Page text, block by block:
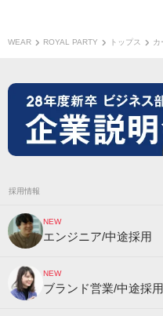
WEAR ROYAL PARTY トップス カ
採用情報
NEW
エンジニア/中途採用
NEW
ブランド営業/中途採用